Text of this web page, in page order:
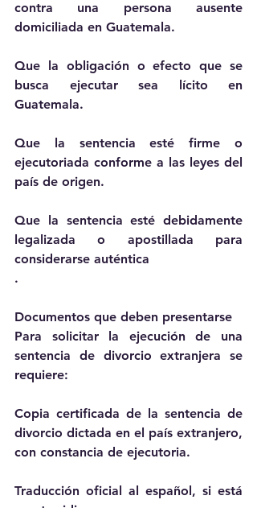
contra una persona ausente
domiciliada en Guatemala.
Que la obligación o efecto que se
busca ejecutar sea lícito en
Guatemala.
Que la sentencia esté firme o
ejecutoriada conforme a las leyes del
país de origen.
Que la sentencia esté debidamente
legalizada o apostillada para
considerarse auténtica
.
Documentos que deben presentarse
Para solicitar la ejecución de una
sentencia de divorcio extranjera se
requiere:
Copia certificada de la sentencia de
divorcio dictada en el país extranjero,
con constancia de ejecutoria.
Traducción oficial al español, si está